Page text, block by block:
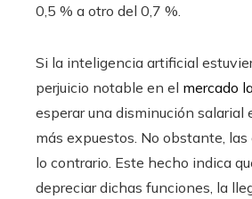
0,5 % a otro del 0,7 %.
Si la inteligencia artificial
perjuicio notable en el mercado
esperar una disminución salarial
más expuestos. No obstante,
lo contrario. Este hecho indica
depreciar dichas funciones, la